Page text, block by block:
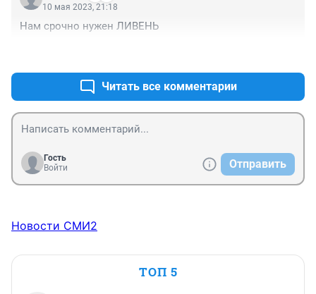
10 мая 2023, 21:18
Нам срочно нужен ЛИВЕНЬ
Читать все комментарии
Гость
Войти
Отправить
Новости СМИ2
ТОП 5